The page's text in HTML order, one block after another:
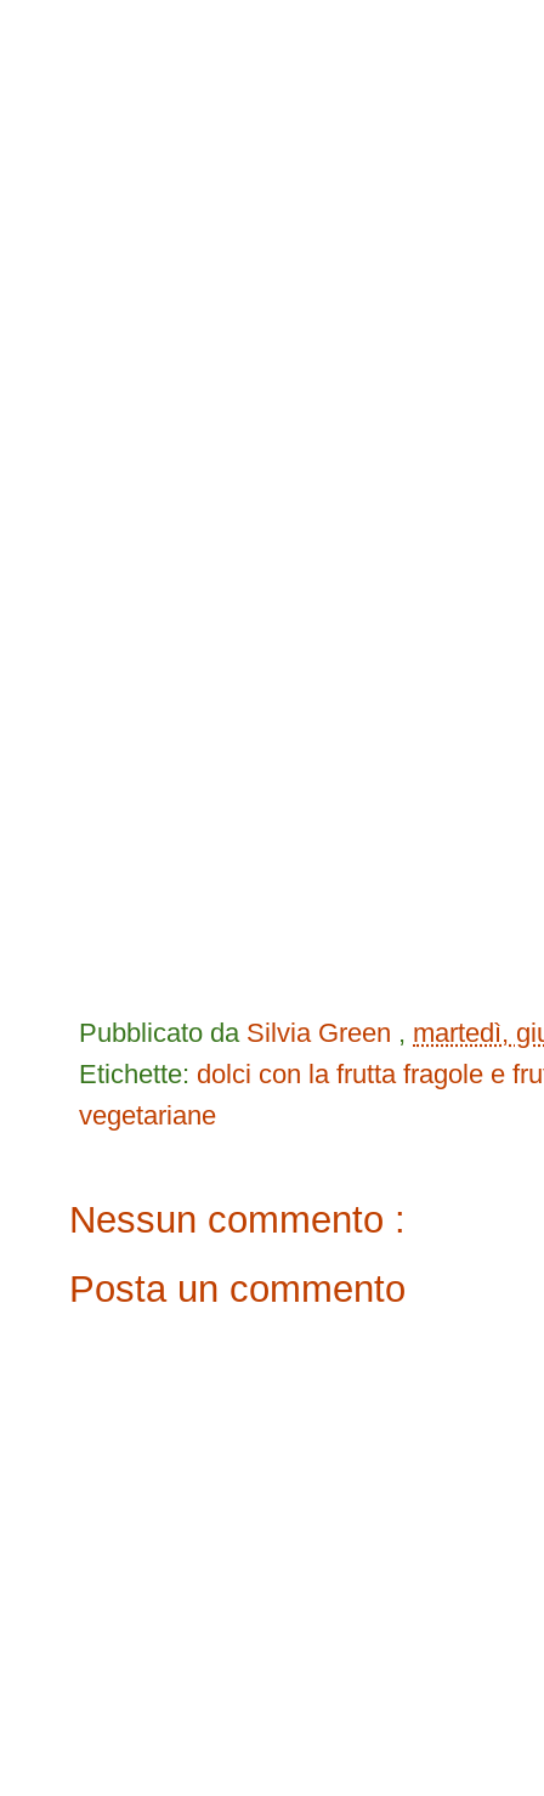
Pubblicato da Silvia Green , martedì,
Etichette: dolci con la frutta fragole e
vegetariane
Nessun commento :
Posta un commento